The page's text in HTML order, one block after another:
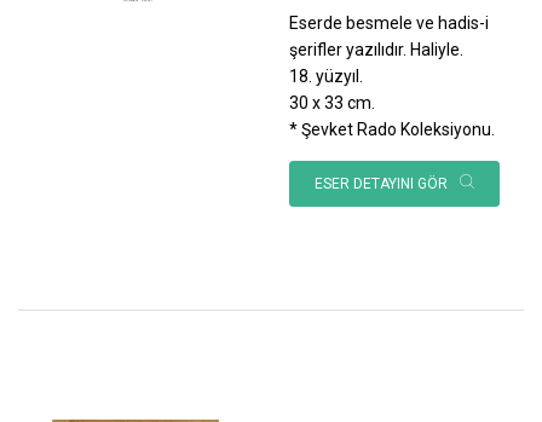
Eserde besmele ve hadis-i
şerifler yazılıdır. Haliyle.
18. yüzyıl.
30 x 33 cm.
* Şevket Rado Koleksiyonu.
ESER DETAYINI GÖR